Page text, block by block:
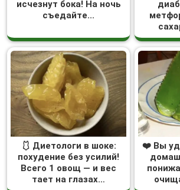
исчезнут бока! На ночь
съедайте...
🩱 Диетологи в шоке:
похудение без усилий!
Всего 1 овощ — и вес
тает на глазах…
❤️ Вы